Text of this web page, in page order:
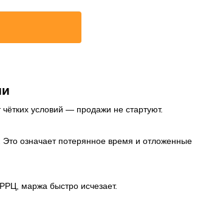
условий — продажи не стартуют.
означает потерянное время и отложенные
маржа быстро исчезает.